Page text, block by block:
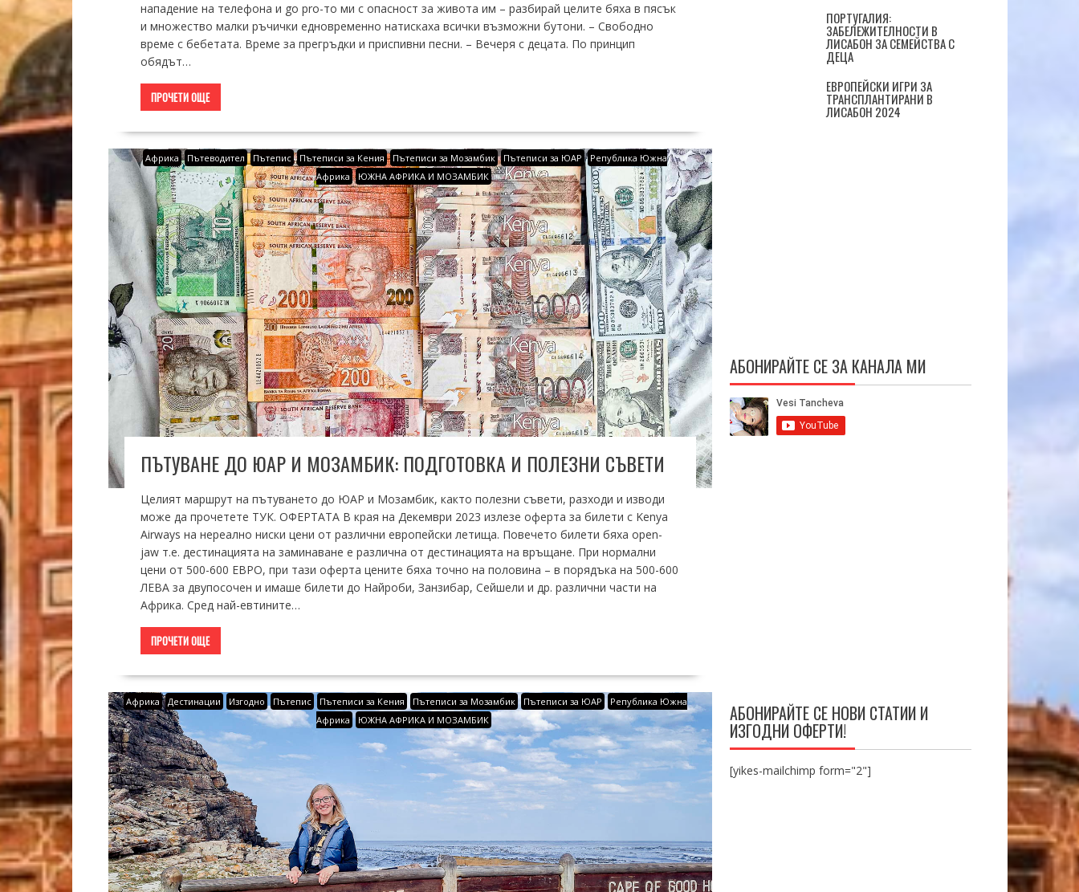
нападение на телефона и go pro-то ми с опасност за живота им – разбирай целите бяха в пясък
и множество малки ръчички едновременно натискаха всички възможни бутони. – Свободно
време с бебетата. Време за прегръдки и приспивни песни. – Вечеря с децата. По принцип
обядът…
ПРОЧЕТИ ОЩЕ
Африка Пътеводител Пътепис Пътеписи за Кения Пътеписи за Мозамбик Пътеписи за ЮАР
Република Южна
Африка
ЮЖНА АФРИКА И МОЗАМБИК
ПЪТУВАНЕ ДО ЮАР И МОЗАМБИК: ПОДГОТОВКА И ПОЛЕЗНИ СЪВЕТИ
Целият маршрут на пътуването до ЮАР и Мозамбик, както полезни съвети, разходи и изводи
може да прочетете ТУК. ОФЕРТАТА В края на Декември 2023 излезе оферта за билети с Kenya
Airways на нереално ниски цени от различни европейски летища. Повечето билети бяха open-
jaw т.е. дестинацията на заминаване е различна от дестинацията на връщане. При нормални
цени от 500-600 ЕВРО, при тази оферта цените бяха точно на половина – в порядъка на 500-600
ЛЕВА за двупосочен и имаше билети до Найроби, Занзибар, Сейшели и др. различни части на
Африка. Сред най-евтините…
ПРОЧЕТИ ОЩЕ
Африка Дестинации Изгодно Пътепис Пътеписи за Кения Пътеписи за Мозамбик Пътеписи за ЮАР
Република Южна
Африка
ЮЖНА АФРИКА И МОЗАМБИК
ПОРТУГАЛИЯ:
ЗАБЕЛЕЖИТЕЛНОСТИ В
ЛИСАБОН ЗА СЕМЕЙСТВА С
ДЕЦА
ЕВРОПЕЙСКИ ИГРИ ЗА
ТРАНСПЛАНТИРАНИ В
ЛИСАБОН 2024
АБОНИРАЙТЕ СЕ ЗА КАНАЛА МИ
АБОНИРАЙТЕ СЕ НОВИ СТАТИИ И
ИЗГОДНИ ОФЕРТИ!
[yikes-mailchimp form="2"]